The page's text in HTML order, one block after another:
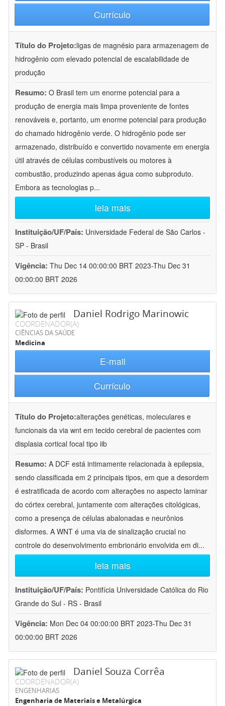
Currículo
Título do Projeto:ligas de magnésio para armazenagem de
hidrogênio com elevado potencial de escalabilidade de
produção
Resumo: O Brasil tem um enorme potencial para a
produção de energia mais limpa proveniente de fontes
renováveis e, portanto, um enorme potencial para produção
do chamado hidrogênio verde. O hidrogênio pode ser
armazenado, distribuído e convertido novamente em energia
útil através de células combustíveis ou motores à
combustão, produzindo apenas água como subproduto.
Embora as tecnologias p...
leia mais
Instituição/UF/País: Universidade Federal de São Carlos -
SP - Brasil
Vigência: Thu Dec 14 00:00:00 BRT 2023-Thu Dec 31
00:00:00 BRT 2026
Daniel Rodrigo Marinowic
COORDENADOR(A)
CIÊNCIAS DA SAÚDE
Medicina
E-mail
Currículo
Título do Projeto:alterações genéticas, moleculares e
funcionais da via wnt em tecido cerebral de pacientes com
displasia cortical focal tipo iib
Resumo: A DCF está intimamente relacionada à epilepsia,
sendo classificada em 2 principais tipos, em que a desordem
é estratificada de acordo com alterações no aspecto laminar
do córtex cerebral, juntamente com alterações citológicas,
como a presença de células abalonadas e neurônios
disformes. A WNT é uma via de sinalização crucial no
controle do desenvolvimento embrionário envolvida em di...
leia mais
Instituição/UF/País: Pontifícia Universidade Católica do Rio
Grande do Sul - RS - Brasil
Vigência: Mon Dec 04 00:00:00 BRT 2023-Thu Dec 31
00:00:00 BRT 2026
Daniel Souza Corrêa
COORDENADOR(A)
ENGENHARIAS
Engenharia de Materiais e Metalúrgica